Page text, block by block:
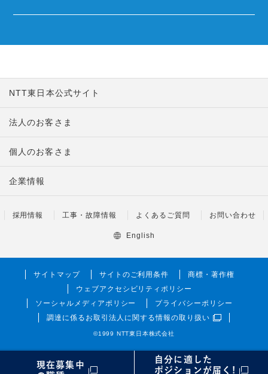
現在募集中
自分に適した
ポジションが届く!
NTT東日本公式サイト
法人のお客さま
個人のお客さま
企業情報
採用情報 工事・故障情報 よくあるご質問 お問い合わせ
English
サイトマップ サイトのご利用条件
商標・著作権
ウェブアクセシビリティポリシー
ソーシャルメディアポリシー
プライバシーポリシー
調達に係るお取引法人に関する情報の取り扱い
©1999 NTT東日本株式会社